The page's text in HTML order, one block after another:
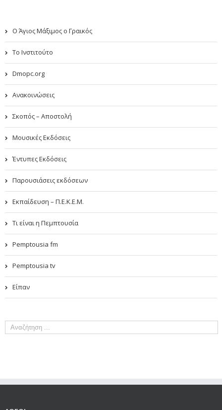
Ο Άγιος Μάξιμος ο Γραικός
Το Ινστιτούτο
Dmopc.org
Ανακοινώσεις
Σκοπός – Αποστολή
Μουσικές Εκδόσεις
Έντυπες Εκδόσεις
Παρουσιάσεις εκδόσεων
Εκπαίδευση – Π.Ε.Κ.Ε.Μ.
Τι είναι η Πεμπτουσία
Pemptousia fm
Pemptousia tv
Είπαν